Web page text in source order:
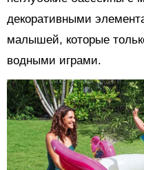
декоративными
малышей, которые
водными играми.